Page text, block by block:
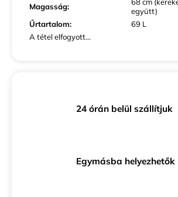
Magasság:
együtt)
Űrtartalom:
69 L
A tétel elfogyott…
24 órán belül szállítjuk
Egymásba helyezhetők